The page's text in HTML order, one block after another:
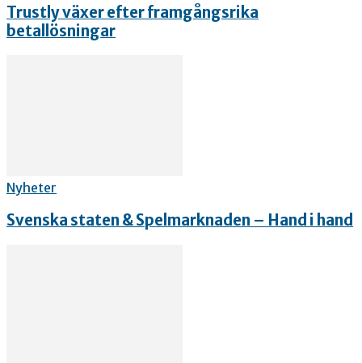
Trustly växer efter framgångsrika
betallösningar
Nyheter
Svenska staten & Spelmarknaden – Hand i hand